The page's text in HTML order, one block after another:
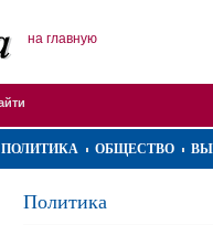
на главную
ПОЛИТИКА ОБЩЕСТВО
Политика